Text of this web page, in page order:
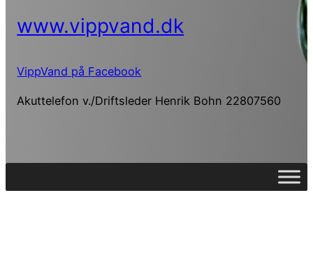
www.vippvand.dk
VippVand på Facebook
Akuttelefon v./Driftsleder Henrik Bohn 22807560